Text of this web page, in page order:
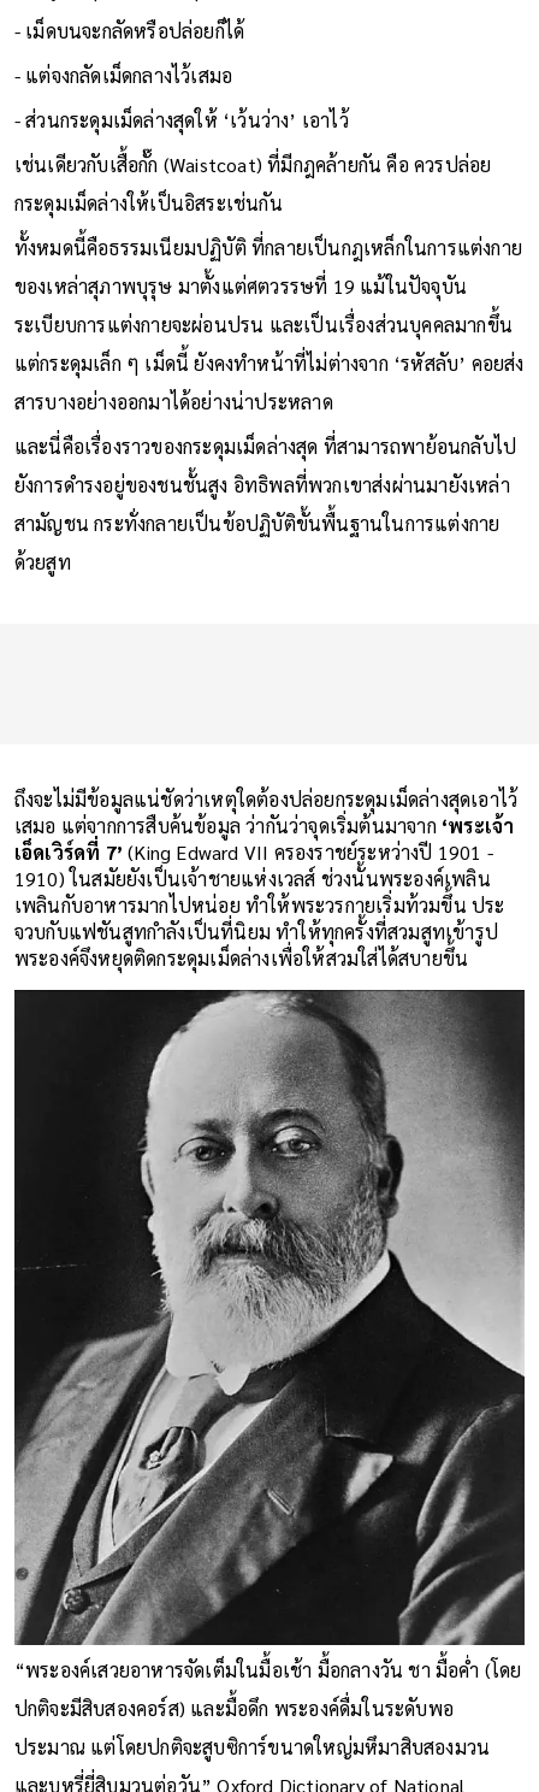
- เม็ดบนจะกลัดหรือปล่อยก็ได้
- แต่จงกลัดเม็ดกลางไว้เสมอ
- ส่วนกระดุมเม็ดล่างสุดให้ ‘เว้นว่าง’ เอาไว้
เช่นเดียวกับเสื้อกั๊ก (Waistcoat) ที่มีกฎคล้ายกัน คือ ควรปล่อย
กระดุมเม็ดล่างให้เป็นอิสระเช่นกัน
ทั้งหมดนี้คือธรรมเนียมปฏิบัติ ที่กลายเป็นกฎเหล็กในการแต่งกาย
ของเหล่าสุภาพบุรุษ มาตั้งแต่ศตวรรษที่ 19 แม้ในปัจจุบัน
ระเบียบการแต่งกายจะผ่อนปรน และเป็นเรื่องส่วนบุคคลมากขึ้น
แต่กระดุมเล็ก ๆ เม็ดนี้ ยังคงทำหน้าที่ไม่ต่างจาก ‘รหัสลับ’ คอยส่ง
สารบางอย่างออกมาได้อย่างน่าประหลาด
และนี่คือเรื่องราวของกระดุมเม็ดล่างสุด ที่สามารถพาย้อนกลับไป
ยังการดำรงอยู่ของชนชั้นสูง อิทธิพลที่พวกเขาส่งผ่านมายังเหล่า
สามัญชน กระทั่งกลายเป็นข้อปฏิบัติขั้นพื้นฐานในการแต่งกาย
ด้วยสูท
ถึงจะไม่มีข้อมูลแน่ชัดว่าเหตุใดต้องปล่อยกระดุมเม็ดล่างสุดเอาไว้
เสมอ แต่จากการสืบค้นข้อมูล ว่ากันว่าจุดเริ่มต้นมาจาก ‘พระเจ้า
เอ็ดเวิร์ดที่ 7’ (King Edward VII ครองราชย์ระหว่างปี 1901 -
1910) ในสมัยยังเป็นเจ้าชายแห่งเวลส์ ช่วงนั้นพระองค์เพลิน
เพลินกับอาหารมากไปหน่อย ทำให้พระวรกายเริ่มท้วมขึ้น ประ
จวบกับแฟชันสูทกำลังเป็นที่นิยม ทำให้ทุกครั้งที่สวมสูทเข้ารูป
พระองค์จึงหยุดติดกระดุมเม็ดล่างเพื่อให้สวมใส่ได้สบายขึ้น
“พระองค์เสวยอาหารจัดเต็มในมื้อเช้า มื้อกลางวัน ชา มื้อค่ำ (โดย
ปกติจะมีสิบสองคอร์ส) และมื้อดึก พระองค์ดื่มในระดับพอ
ประมาณ แต่โดยปกติจะสูบซิการ์ขนาดใหญ่มหึมาสิบสองมวน
และบุหรี่ยี่สิบมวนต่อวัน” Oxford Dictionary of National